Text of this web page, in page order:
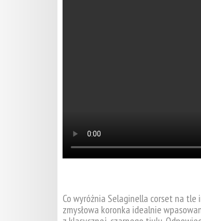
Co wyróżnia Selaginella corset na
zmysłowa koronka idealnie